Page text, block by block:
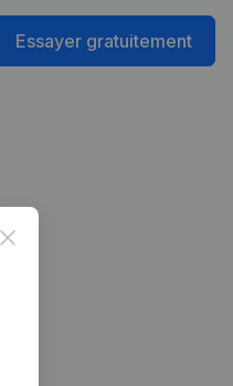
Essayer gratuitement
Close